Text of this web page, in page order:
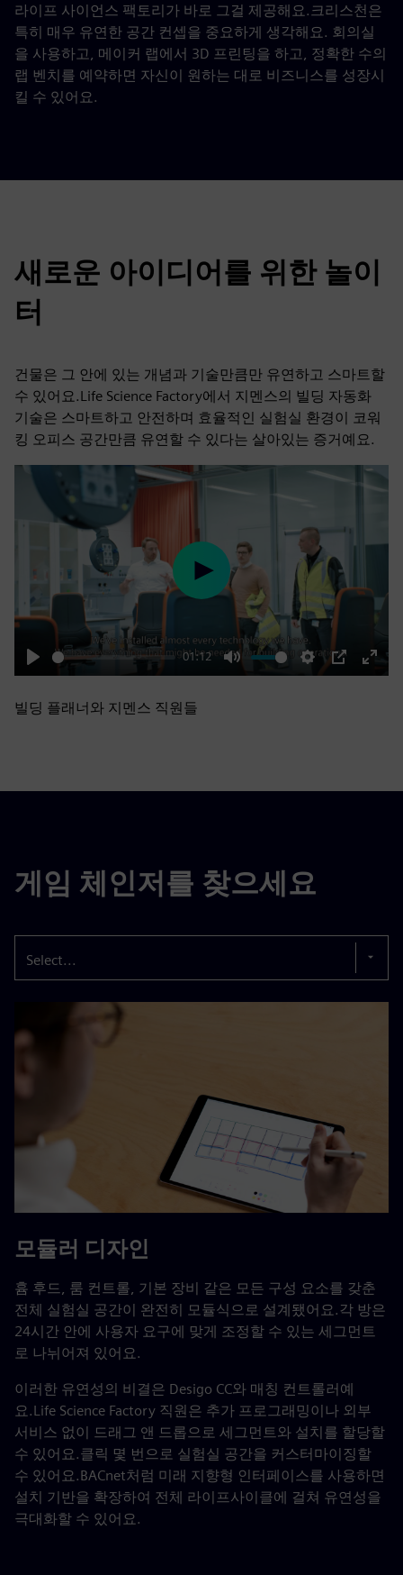
라이프 사이언스 팩토리가 바로 그걸 제공해요.크리스천은
특히 매우 유연한 공간 컨셉을 중요하게 생각해요. 회의실
을 사용하고, 메이커 랩에서 3D 프린팅을 하고, 정확한 수의
랩 벤치를 예약하면 자신이 원하는 대로 비즈니스를 성장시
킬 수 있어요.
새로운 아이디어를 위한 놀이
터
건물은 그 안에 있는 개념과 기술만큼만 유연하고 스마트할
수 있어요.Life Science Factory에서 지멘스의 빌딩 자동화
기술은 스마트하고 안전하며 효율적인 실험실 환경이 코워
킹 오피스 공간만큼 유연할 수 있다는 살아있는 증거예요.
Play
01:12
Mute Settings
PIP
Enter
Play
빌딩 플래너와 지멘스 직원들
게임 체인저를 찾으세요
Select...
모듈러 디자인
흄 후드, 룸 컨트롤, 기본 장비 같은 모든 구성 요소를 갖춘
전체 실험실 공간이 완전히 모듈식으로 설계됐어요.각 방은
24시간 안에 사용자 요구에 맞게 조정할 수 있는 세그먼트
로 나뉘어져 있어요.
이러한 유연성의 비결은 Desigo CC와 매칭 컨트롤러예
요.Life Science Factory 직원은 추가 프로그래밍이나 외부
서비스 없이 드래그 앤 드롭으로 세그먼트와 설치를 할당할
수 있어요.클릭 몇 번으로 실험실 공간을 커스터마이징할
수 있어요.BACnet처럼 미래 지향형 인터페이스를 사용하면
설치 기반을 확장하여 전체 라이프사이클에 걸쳐 유연성을
극대화할 수 있어요.